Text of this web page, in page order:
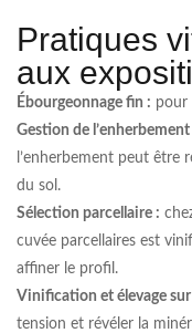
Pratiques
aux
Ébourgeonnage fin : pour
Gestion de l’enherbement
l’enherbement peut être
du sol.
Sélection parcellaire :
cuvée parcellaires est
affiner le profil.
Vinification et élevage sur
tension et révéler la